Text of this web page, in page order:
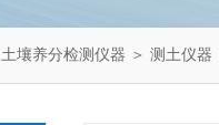
土壤养分检测仪器 ＞ 测土仪器